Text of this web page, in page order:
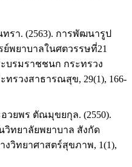
รา. (2563). การพัฒนารูป
พยาบาลในศตวรรษที่21
บรมราชชนก กระทรวง
รวงสาธารณสุข, 29(1), 166-
ยพร ตัณมุขยกุล. (2550).
วิทยาลัยพยาบาล สังกัด
วิทยาศาสตร์สุขภาพ, 1(1),